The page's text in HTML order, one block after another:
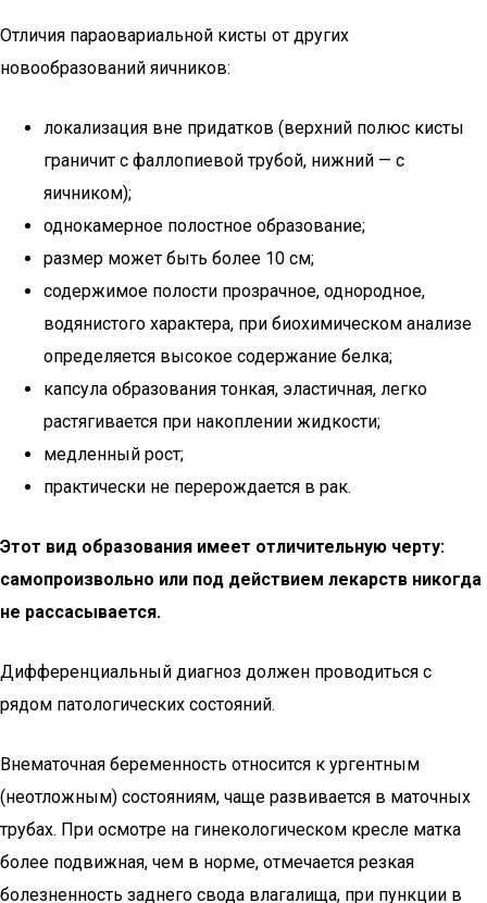
Отличия параовариальной кисты от других
новообразований яичников:
локализация вне придатков (верхний полюс кисты
граничит с фаллопиевой трубой, нижний — с
яичником);
однокамерное полостное образование;
размер может быть более 10 см;
содержимое полости прозрачное, однородное,
водянистого характера, при биохимическом анализе
определяется высокое содержание белка;
капсула образования тонкая, эластичная, легко
растягивается при накоплении жидкости;
медленный рост;
практически не перерождается в рак.
Этот вид образования имеет отличительную черту:
самопроизвольно или под действием лекарств никогда
не рассасывается.
Дифференциальный диагноз должен проводиться с
рядом патологических состояний.
Внематочная беременность относится к ургентным
(неотложным) состояниям, чаще развивается в маточных
трубах. При осмотре на гинекологическом кресле матка
более подвижная, чем в норме, отмечается резкая
болезненность заднего свода влагалища, при пункции в